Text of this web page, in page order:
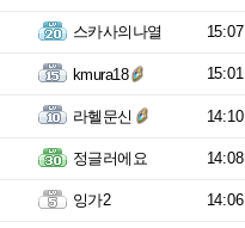
스카사의나열 15:07
kmura18 15:01
라헬문신 14:10
정글러에요 14:08
잉가2 14:06